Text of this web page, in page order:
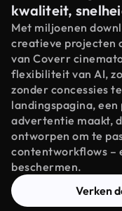
kwaliteit,
Met miljoenen
creatieve projecten
van Coverr
flexibiliteit van AI,
zonder concessies
landingspagina,
advertentie maakt,
ontworpen om te
contentworkflows –
beschermen.
Verken